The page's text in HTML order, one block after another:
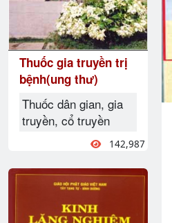
Thuốc gia truyền trị
bệnh(ung thư)
Thuốc dân gian, gia
truyền, cổ truyền
142,987